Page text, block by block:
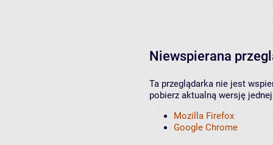
Niewspierana
Ta przeglądarka nie jest
pobierz aktualną wersję
Mozilla Firefox
Google Chrome